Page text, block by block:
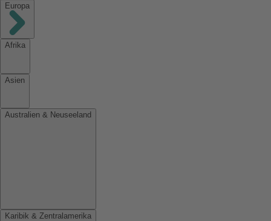
Europa
Afrika
Asien
Australien & Neuseeland
Karibik & Zentralamerika